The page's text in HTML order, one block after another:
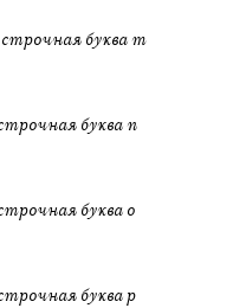
буква m
буква n
буква o
буква p